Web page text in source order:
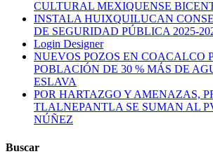
CULTURAL MEXIQUENSE
INSTALA HUIXQUILUCAN
DE SEGURIDAD PÚBLICA 2025-
Login Designer
NUEVOS POZOS EN COACALCO
POBLACIÓN DE 30 % MÁS DE
ESLAVA
POR HARTAZGO Y AMENAZAS,
TLALNEPANTLA SE SUMAN AL
NÚÑEZ
Buscar